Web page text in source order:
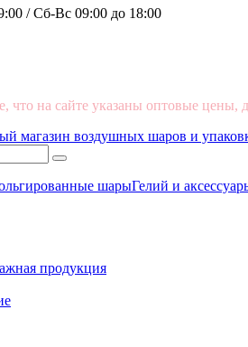
/Сб-Вс 09:00 до 18:00
что на сайте указаны оптовые цены,
шарыГелий и
продукция